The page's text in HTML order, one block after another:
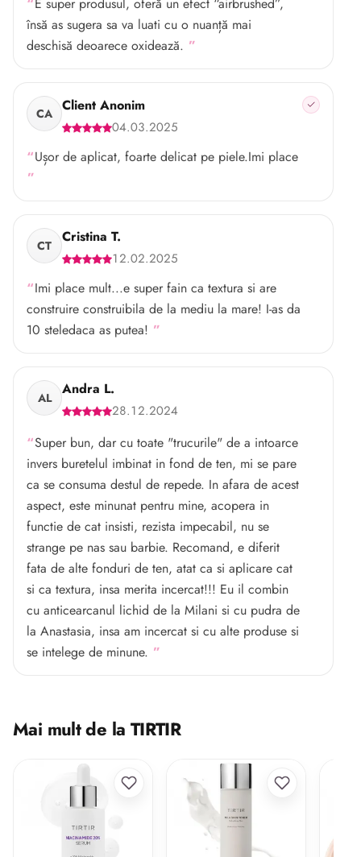
însă as sugera sa va luati cu o nuanță mai
deschisă deoarece oxidează.
CA Client Anonim
04.03.2025
Ușor de aplicat, foarte delicat pe piele.Imi place
CT Cristina T.
12.02.2025
Imi place mult...e super fain ca textura si are
construire construibila de la mediu la mare! I-as da
10 steledaca as putea!
AL Andra L.
28.12.2024
Super bun, dar cu toate "trucurile" de a intoarce
invers buretelul imbinat in fond de ten, mi se pare
ca se consuma destul de repede. In afara de acest
aspect, este minunat pentru mine, acopera in
functie de cat insisti, rezista impecabil, nu se
strange pe nas sau barbie. Recomand, e diferit
fata de alte fonduri de ten, atat ca si aplicare cat
si ca textura, insa merita incercat!!! Eu il combin
cu anticearcanul lichid de la Milani si cu pudra de
la Anastasia, insa am incercat si cu alte produse si
se intelege de minune.
Mai mult de la TIRTIR